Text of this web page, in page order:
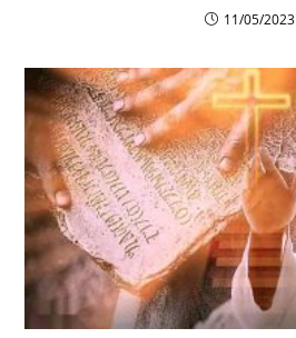
11/05/2023